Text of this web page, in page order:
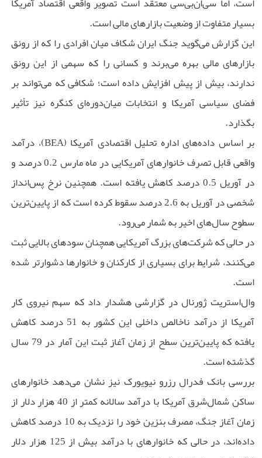
بسیار متفاوت از وضعیت بازارهای مالی است.
این گزارش می‌گوید جنگ ایران شکاف میان افرادی را که از رونق
بازارهای مالی بهره می‌برند و کسانی را که سهمی از این رونق
ندارند، بیش از پیش افزایش داده است؛ شکافی که می‌تواند بر
فضای سیاسی آمریکا و انتخابات میان‌دوره‌ای کنگره نیز تأثیر
بگذارد.
بر اساس داده‌های اداره تحلیل اقتصادی آمریکا (BEA)، درآمد
واقعی قابل تصرف خانوارهای آمریکایی در ماه مارس 0.2 درصد و
در آوریل 0.5 درصد کاهش یافته است. همچنین نرخ پس‌انداز
شخصی در آوریل به 2.6 درصد سقوط کرده است که از پایین‌ترین
سطوح سال‌های اخیر به شمار می‌رود.
در حالی که شرکت‌های بزرگ آمریکایی همچنان سودهای بالایی ثبت
می‌کنند، شرایط برای بسیاری از کارکنان و خانوارها دشوارتر شده
است.
وال‌استریت ژورنال در گزارشی هشدار داد که سهم نیروی کار
آمریکا از درآمد ناخالص داخلی این کشور به 51 درصد کاهش
یافته که پایین‌ترین سطح از زمان آغاز ثبت این آمار در 79 سال
گذشته است.
بررسی بانک فدرال رزرو نیویورک نیز نشان می‌دهد خانوارهای
ساکن شمال‌شرق آمریکا با درآمد سالانه کمتر از 40 هزار دلار از
زمان آغاز جنگ، مصرف بنزین خود را نزدیک به 10 درصد کاهش
داده‌اند، در حالی که خانوارهای با درآمد بیش از 125 هزار دلار